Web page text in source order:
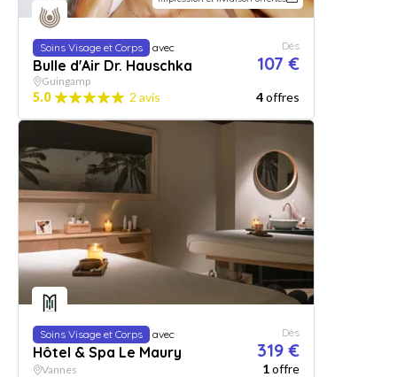
Soins Visage et Corps avec
Bulle d'Air Dr. Hauschka
Dès
107 €
Guingamp
5.0 2 avis 4offres
Soins Visage et Corps avec
Hôtel & Spa Le Maury
Dès
319 €
Vannes 1offre